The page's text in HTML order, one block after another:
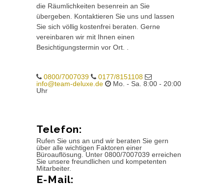
die Räumlichkeiten besenrein an Sie
übergeben. Kontaktieren Sie uns und lassen
Sie sich völlig kostenfrei beraten. Gerne
vereinbaren wir mit Ihnen einen
Besichtigungstermin vor Ort. .
0800/7007039
0177/8151108
info@team-deluxe.de
Mo. - Sa. 8:00 - 20:00
Uhr
Telefon:
Rufen Sie uns an und wir beraten Sie gern
über alle wichtigen Faktoren einer
Büroauflösung. Unter 0800/7007039 erreichen
Sie unsere freundlichen und kompetenten
Mitarbeiter.
E-Mail: